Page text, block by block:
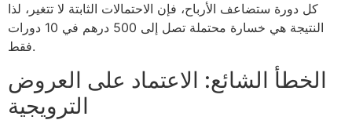
كل دورة ستضاعف الأرباح، فإن الاحتمالات الثابتة لا تتغير، لذا
النتيجة هي خسارة محتملة تصل إلى 500 درهم في 10 دورات
فقط.
الخطأ الشائع: الاعتماد على العروض
الترويجية